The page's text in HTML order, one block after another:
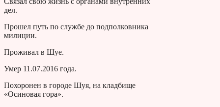
дел.
Прошел путь по службе до подполковника
милиции.
Проживал в Шуе.
Умер 11.07.2016 года.
Похоронен в городе Шуя, на кладбище
«Осиновая гора».